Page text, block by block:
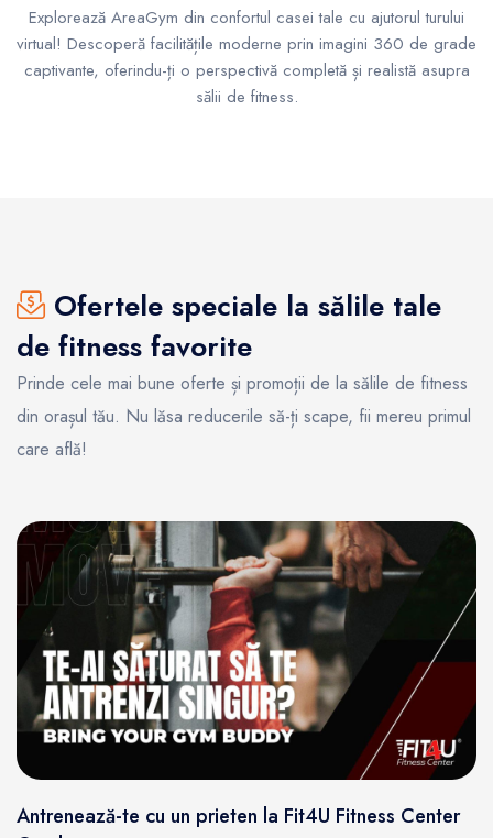
Explorează AreaGym din confortul casei tale cu ajutorul turului
virtual! Descoperă facilitățile moderne prin imagini 360 de grade
captivante, oferindu-ți o perspectivă completă și realistă asupra
sălii de fitness.
Ofertele speciale la sălile tale
de fitness favorite
Prinde cele mai bune oferte și promoții de la sălile de fitness
din orașul tău. Nu lăsa reducerile să-ți scape, fii mereu primul
care află!
Antrenează-te cu un prieten la Fit4U Fitness Center